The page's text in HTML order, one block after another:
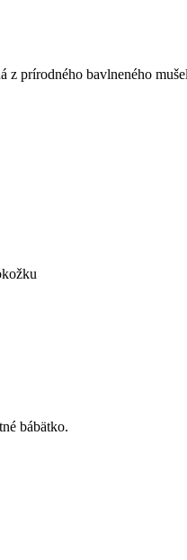
prírodného bavlneného
bábätko.